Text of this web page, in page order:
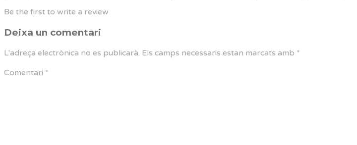
Be the first to write a review
Deixa un comentari
L'adreça electrònica no es publicarà. Els camps necessaris estan marcats amb *
Comentari *